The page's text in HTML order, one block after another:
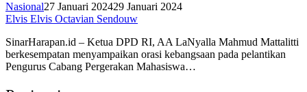
Nasional27 Januari 202429 Januari 2024
Elvis Elvis Octavian Sendouw
SinarHarapan.id – Ketua DPD RI, AA LaNyalla Mahmud Mattalitti
berkesempatan menyampaikan orasi kebangsaan pada pelantikan
Pengurus Cabang Pergerakan Mahasiswa…